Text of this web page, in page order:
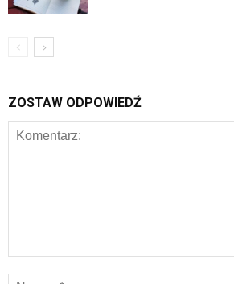
ZOSTAW ODPOWIEDŹ